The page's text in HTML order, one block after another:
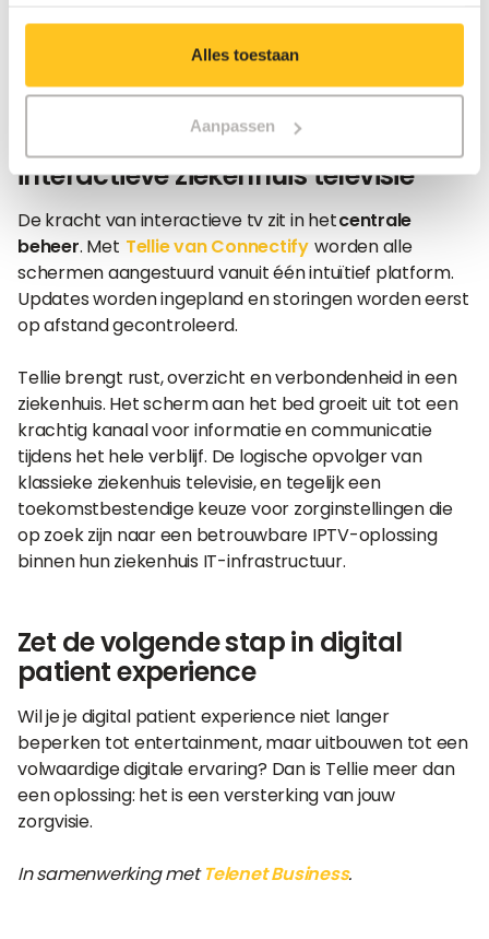
Alles toestaan
Aanpassen
Eén centraal platform voor
interactieve ziekenhuis televisie
De kracht van interactieve tv zit in hetcentrale
beheer. Met Tellie van Connectifyworden alle
schermen aangestuurd vanuit één intuïtief platform.
Updates worden ingepland en storingen worden eerst
op afstand gecontroleerd.
Tellie brengt rust, overzicht en verbondenheid in een
ziekenhuis. Het scherm aan het bed groeit uit tot een
krachtig kanaal voor informatie en communicatie
tijdens het hele verblijf. De logische opvolger van
klassieke ziekenhuis televisie, en tegelijk een
toekomstbestendige keuze voor zorginstellingen die
op zoek zijn naar een betrouwbare IPTV-oplossing
binnen hun ziekenhuis IT-infrastructuur.
Zet de volgende stap in digital
patient experience
Wil je je digital patient experience niet langer
beperken tot entertainment, maar uitbouwen tot een
volwaardige digitale ervaring? Dan is Tellie meer dan
een oplossing: het is een versterking van jouw
zorgvisie.
In samenwerking metTelenet Business.